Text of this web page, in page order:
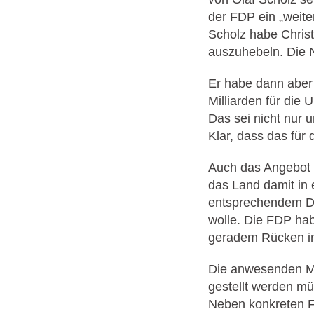
der FDP ein
Scholz habe
auszuhebeln. Die
Er habe dann
Milliarden für die
Das sei nicht nur
Klar, dass das für
Auch das
das Land damit in
entsprechendem
wolle. Die FDP
geradem Rücken
Die anwesenden
gestellt werden
Neben konkreten